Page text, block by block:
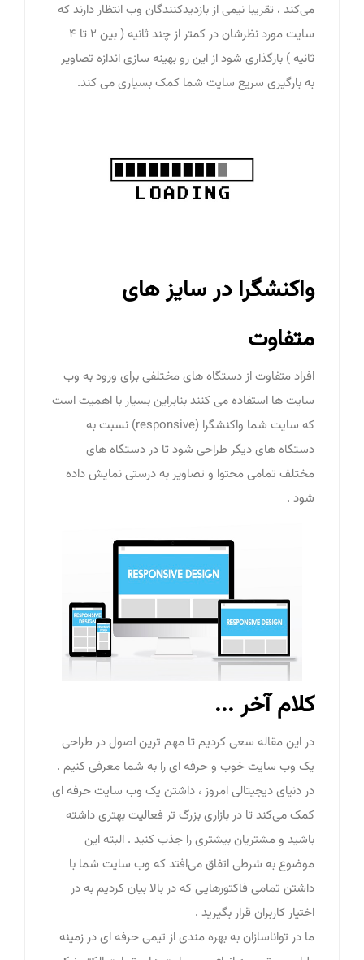
می‌کند ، تقریبا نیمی از بازدیدکنندگان وب انتظار دارند که
سایت مورد نظرشان در کمتر از چند ثانیه ( بین 2 تا 4
ثانیه ) بارگذاری شود از این رو بهینه سازی اندازه تصاویر
به بارگیری سریع سایت شما کمک بسیاری می کند.
واکنشگرا در سایز های
متفاوت
افراد متفاوت از دستگاه های مختلفی برای ورود به وب
سایت ها استفاده می کنند بنابراین بسیار با اهمیت است
که سایت شما واکنشگرا (responsive) نسبت به
دستگاه های دیگر طراحی شود تا در دستگاه های
مختلف تمامی محتوا و تصاویر به درستی نمایش داده
شود .
کلام آخر ...
در این مقاله سعی کردیم تا مهم ترین اصول در طراحی
یک وب سایت خوب و حرفه ای را به شما معرفی کنیم .
در دنیای دیجیتالی امروز ، داشتن یک وب سایت حرفه ای
کمک می‌کند تا در بازاری بزرگ تر فعالیت بهتری داشته
باشید و مشتریان بیشتری را جذب کنید . البته این
موضوع به شرطی اتفاق می‌افتد که وب سایت شما با
داشتن تمامی فاکتورهایی که در بالا بیان کردیم به در
اختیار کاربران قرار بگیرید .
ما در تواناسازان به بهره مندی از تیمی حرفه ای در زمینه